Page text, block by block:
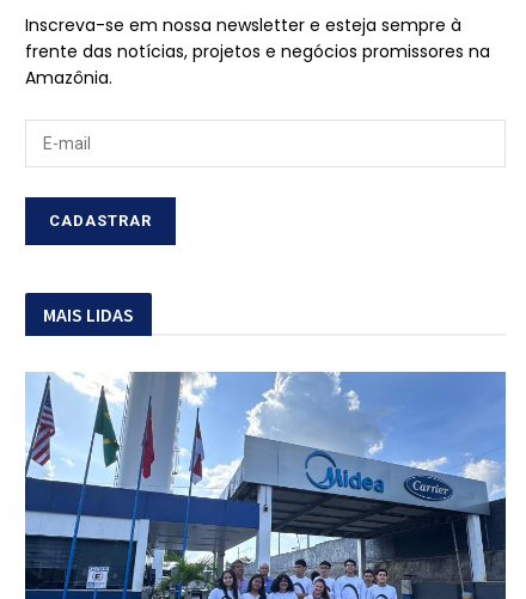
Inscreva-se em nossa newsletter e esteja sempre à
frente das notícias, projetos e negócios promissores na
Amazônia.
MAIS LIDAS